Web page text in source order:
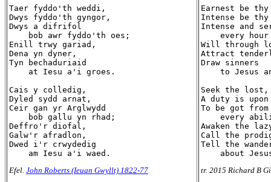
Taer fyddo'th weddi,
Dwys fyddo'th gyngor,
Dwys a difrifol
    bob awr fyddo'th oes;
Enill trwy gariad,
Dena yn dyner,
Tyn bechaduriaid
    at Iesu a'i groes.
Cais y colledig,
Dyled sydd arnat,
Ceir gan yr Arglwydd
    bob gallu yn rhad;
Deffro'r diofal,
Galw'r afradlon,
Dwed i'r crwydedig
Efel. John Roberts (Ieuan Gwyllt) 1822-77
Earnest be
Intense be
Intense and
every
Will through
Attract
Draw sinners
to Jesus
Seek the lost,
A duty is
To be got
every
Awaken the
Call the
Tell the
tr. 2015 Richard B